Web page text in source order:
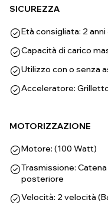
SICUREZZA
Età consigliata: 2
Capacità di carico
Utilizzo con o senza
Acceleratore:
MOTORIZZAZIONE
Motore: (100 Watt)
Trasmissione:
posteriore
Velocità: 2 velocità